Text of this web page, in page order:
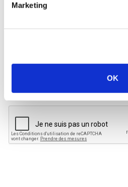
Marketing
OK